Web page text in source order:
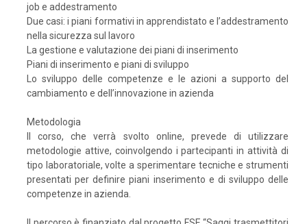
job e addestramento
Due casi: i piani formativi in apprendistato e l’addestramento
nella sicurezza sul lavoro
La gestione e valutazione dei piani di inserimento
Piani di inserimento e piani di sviluppo
Lo sviluppo delle competenze e le azioni a supporto del
cambiamento e dell’innovazione in azienda
Metodologia
Il corso, che verrà svolto online, prevede di utilizzare
metodologie attive, coinvolgendo i partecipanti in attività di
tipo laboratoriale, volte a sperimentare tecniche e strumenti
presentati per definire piani inserimento e di sviluppo delle
competenze in azienda.